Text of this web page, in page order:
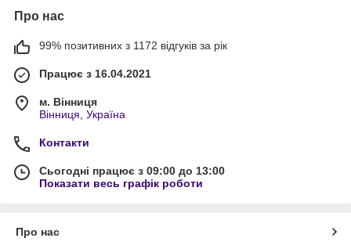
Про нас
99% позитивних з 1172 відгуків за рік
Працює з 16.04.2021
м. Вінниця
Вінниця, Україна
Контакти
Сьогодні працює з 09:00 до 13:00
Показати весь графік роботи
Про нас